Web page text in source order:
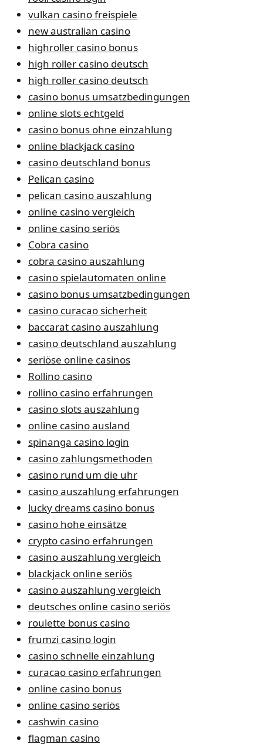
vulkan casino freispiele
new australian casino
highroller casino bonus
high roller casino deutsch
high roller casino deutsch
casino bonus umsatzbedingungen
online slots echtgeld
casino bonus ohne einzahlung
online blackjack casino
casino deutschland bonus
Pelican casino
pelican casino auszahlung
online casino vergleich
online casino seriös
Cobra casino
cobra casino auszahlung
casino spielautomaten online
casino bonus umsatzbedingungen
casino curacao sicherheit
baccarat casino auszahlung
casino deutschland auszahlung
seriöse online casinos
Rollino casino
rollino casino erfahrungen
casino slots auszahlung
online casino ausland
spinanga casino login
casino zahlungsmethoden
casino rund um die uhr
casino auszahlung erfahrungen
lucky dreams casino bonus
casino hohe einsätze
crypto casino erfahrungen
casino auszahlung vergleich
blackjack online seriös
casino auszahlung vergleich
deutsches online casino seriös
roulette bonus casino
frumzi casino login
casino schnelle einzahlung
curacao casino erfahrungen
online casino bonus
online casino seriös
cashwin casino
flagman casino